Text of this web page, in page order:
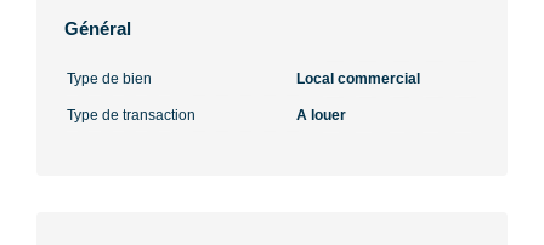
Général
Type de bien Local commercial
Type de transaction A louer